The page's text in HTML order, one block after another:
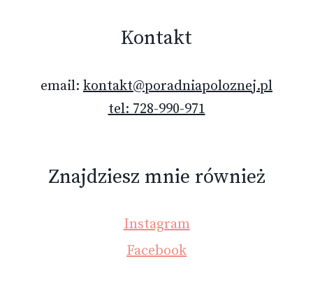
Kontakt
email: kontakt@poradniapoloznej.pl
tel: 728-990-971
Znajdziesz mnie również
Instagram
Facebook